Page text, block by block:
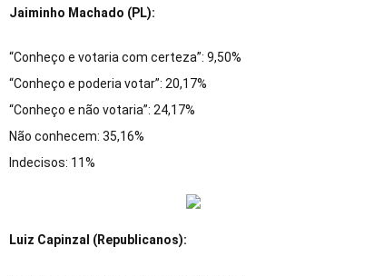
Jaiminho Machado (PL):
“Conheço e votaria com certeza”: 9,50%
“Conheço e poderia votar”: 20,17%
“Conheço e não votaria”: 24,17%
Não conhecem: 35,16%
Indecisos: 11%
Luiz Capinzal (Republicanos):